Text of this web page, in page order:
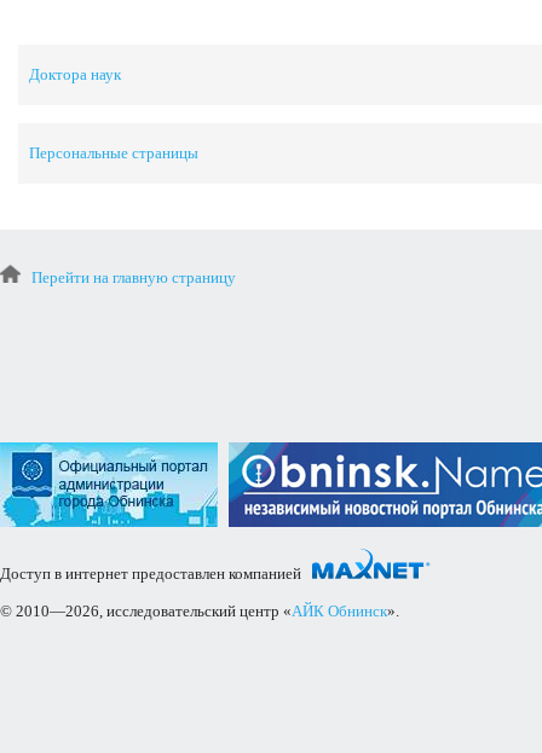
Доктора наук
Персональные страницы
Перейти на главную страницу
Доступ в интернет предоставлен компанией
© 2010—2026, исследовательский центр «АЙК Обнинск».